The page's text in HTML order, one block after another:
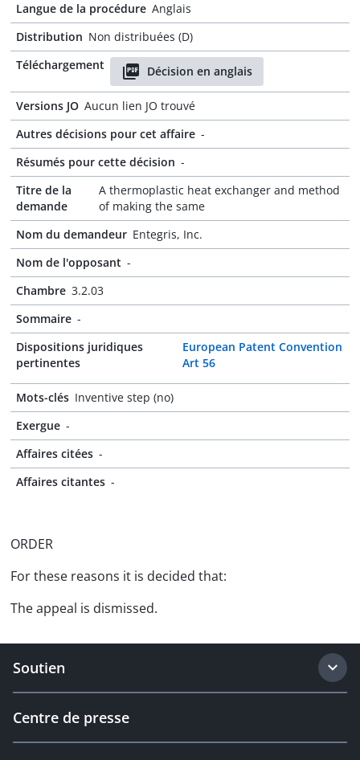
Langue de la procédure Anglais
Distribution Non distribuées (D)
Téléchargement
Décision en anglais
Versions JO Aucun lien JO trouvé
Autres décisions pour cet affaire -
Résumés pour cette décision -
Titre de la
demande
A thermoplastic heat exchanger and method
of making the same
Nom du demandeur Entegris, Inc.
Nom de l'opposant -
Chambre 3.2.03
Sommaire -
Dispositions juridiques
pertinentes
European Patent Convention
Art 56
Mots-clés Inventive step (no)
Exergue -
Affaires citées -
Affaires citantes -
ORDER
For these reasons it is decided that:
The appeal is dismissed.
Soutien
Centre de presse